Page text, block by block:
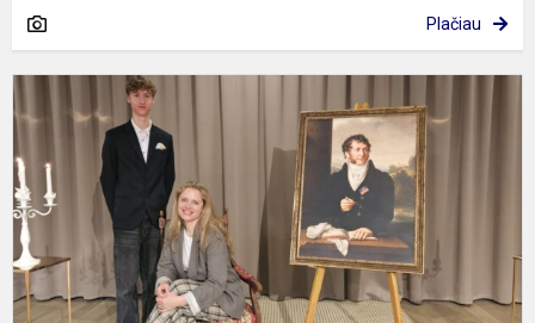
Plačiau